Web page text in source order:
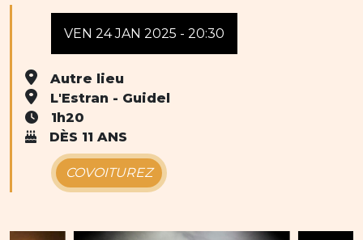
VEN 24 JAN 2025 - 20:30
Autre lieu
L'Estran - Guidel
1h20
DÈS 11 ANS
COVOITUREZ